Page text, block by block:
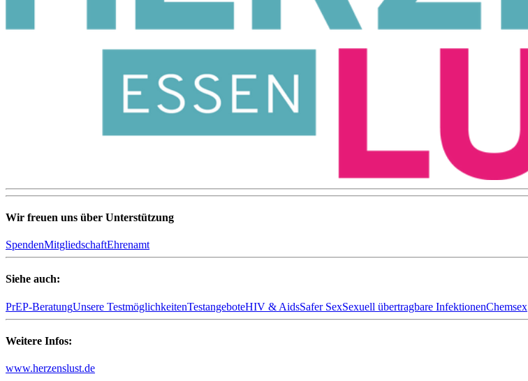
Wir freuen uns über Unterstützung
SpendenMitgliedschaftEhrenamt
Siehe auch:
PrEP-BeratungUnsere TestmöglichkeitenTestangeboteHIV & AidsSafer SexSexuell übertragbare InfektionenChemsex
Weitere Infos:
www.herzenslust.de